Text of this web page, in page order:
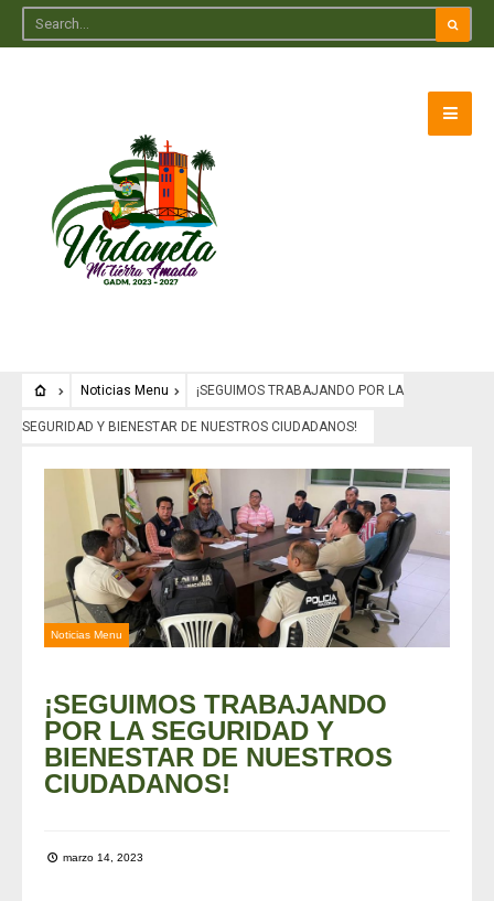
Noticias Menu ¡SEGUIMOS TRABAJANDO POR LA
SEGURIDAD Y BIENESTAR DE NUESTROS CIUDADANOS!
Noticias Menu
¡SEGUIMOS TRABAJANDO
POR LA SEGURIDAD Y
BIENESTAR DE NUESTROS
CIUDADANOS!
marzo 14, 2023